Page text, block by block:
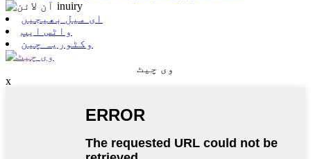
ای میل بھیجیں
واٹس ایپ
وکٹوریہ چین
وی چیٹ
x